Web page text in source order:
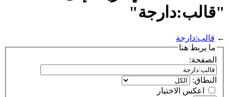
"قالب:دارجة"
← قالب:دارجة
ما يربط هنا
الصفحة:
النطاق:
اعكس الاختيار